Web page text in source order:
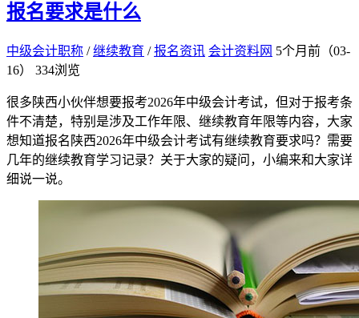
报名要求是什么
中级会计职称 /继续教育 /报名资讯 会计资料网 5个月前（03-
16）
334浏览
很多陕西小伙伴想要报考2026年中级会计考试，但对于报考条
件不清楚，特别是涉及工作年限、继续教育年限等内容，大家
想知道报名陕西2026年中级会计考试有继续教育要求吗？需要
几年的继续教育学习记录？关于大家的疑问，小编来和大家详
细说一说。